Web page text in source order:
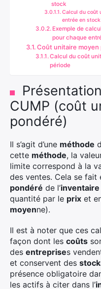
stock
Calcul du coût
entrée en stock
Exemple de
pour chaque
Coût unitaire
Calcul du coût
période
CUMP (coût
pondéré)
Il s’agit d’une méthode
cette méthode, la
limite correspond à la
des ventes. Cela se fait
pondéré de l’inventaire
quantité par le prix et
moyenne).
Il est à noter que ces
façon dont les coûts
des entreprises
et conservent des
présence obligatoire
les actifs à citer dans l’